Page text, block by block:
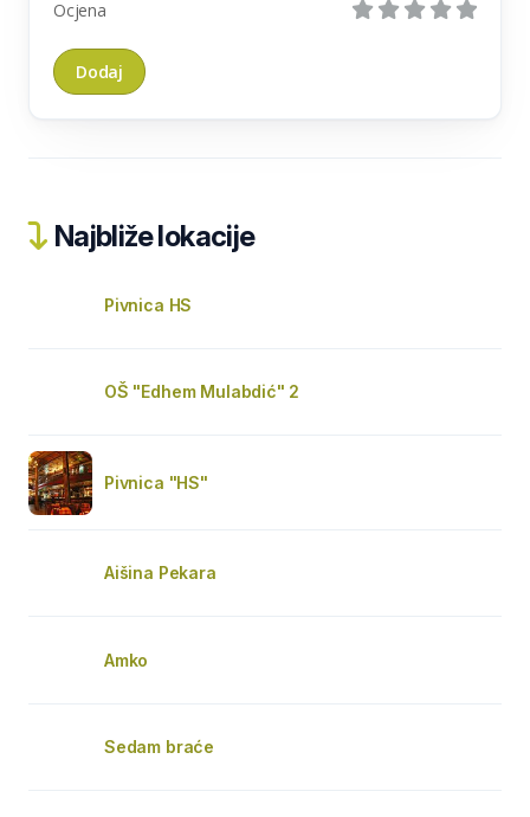
Ocjena
Najbliže lokacije
Pivnica HS
OŠ "Edhem Mulabdić" 2
Pivnica "HS"
Aišina Pekara
Amko
Sedam braće